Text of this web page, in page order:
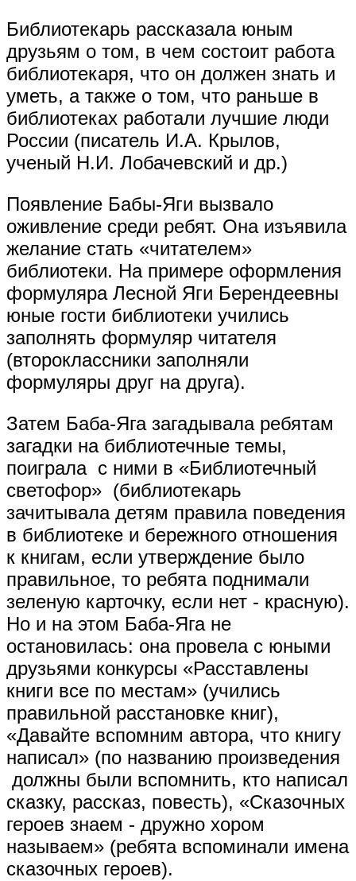
Библиотекарь рассказала юным
друзьям о том, в чем состоит работа
библиотекаря, что он должен знать и
уметь, а также о том, что раньше в
библиотеках работали лучшие люди
России (писатель И.А. Крылов,
ученый Н.И. Лобачевский и др.)
Появление Бабы-Яги вызвало
оживление среди ребят. Она изъявила
желание стать «читателем»
библиотеки. На примере оформления
формуляра Лесной Яги Берендеевны
юные гости библиотеки учились
заполнять формуляр читателя
(второклассники заполняли
формуляры друг на друга).
Затем Баба-Яга загадывала ребятам
загадки на библиотечные темы,
поиграла с ними в «Библиотечный
светофор» (библиотекарь
зачитывала детям правила поведения
в библиотеке и бережного отношения
к книгам, если утверждение было
правильное, то ребята поднимали
зеленую карточку, если нет - красную).
Но и на этом Баба-Яга не
остановилась: она провела с юными
друзьями конкурсы «Расставлены
книги все по местам» (учились
правильной расстановке книг),
«Давайте вспомним автора, что книгу
написал» (по названию произведения
должны были вспомнить, кто написал
сказку, рассказ, повесть), «Сказочных
героев знаем - дружно хором
называем» (ребята вспоминали имена
сказочных героев).